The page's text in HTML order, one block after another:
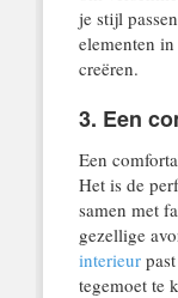
je stijl
elementen
creëren.
3. Een
Een
Het is de
samen met
gezellige
interieurpast
tegemoet te